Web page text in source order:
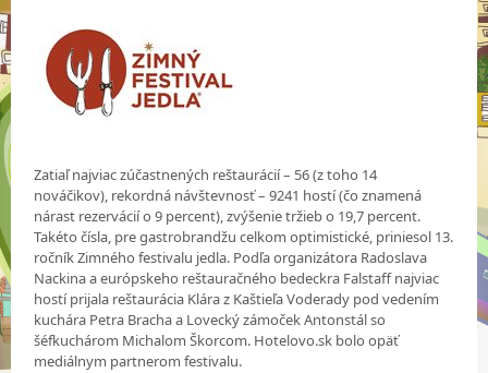
Zatiaľ najviac zúčastnených reštaurácií – 56 (z toho 14
nováčikov), rekordná návštevnosť – 9241 hostí (čo znamená
nárast rezervácií o 9 percent), zvýšenie tržieb o 19,7 percent.
Takéto čísla, pre gastrobrandžu celkom optimistické, priniesol 13.
ročník Zimného festivalu jedla. Podľa organizátora Radoslava
Nackina a európskeho reštauračného bedeckra Falstaff najviac
hostí prijala reštaurácia Klára z Kaštieľa Voderady pod vedením
kuchára Petra Bracha a Lovecký zámoček Antonstál so
šéfkuchárom Michalom Škorcom. Hotelovo.sk bolo opäť
mediálnym partnerom festivalu.